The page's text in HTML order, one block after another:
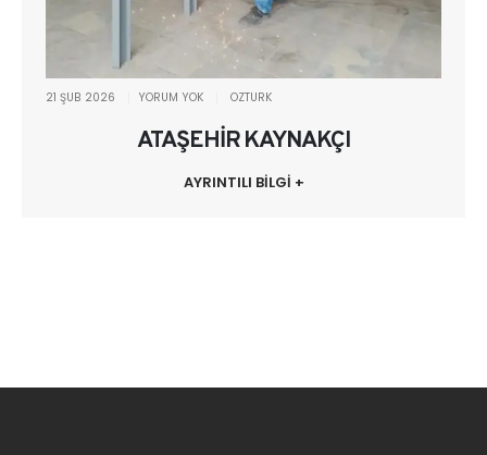
21 ŞUB 2026 YORUM YOK OZTURK
ATAŞEHİR KAYNAKÇI
AYRINTILI BİLGİ +